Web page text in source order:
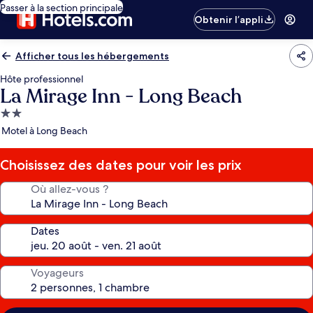
Passer à la section principale
Obtenir l’appli
Afficher tous les hébergements
Hôte professionnel
La Mirage Inn - Long Beach
Hébergement
2.0 étoiles
Motel à Long Beach
Choisissez des dates pour voir les prix
Où allez-vous ?
Dates
Voyageurs